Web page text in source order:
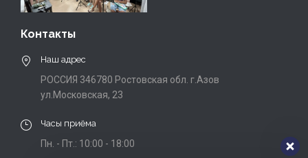
Контакты
Наш адрес
РОССИЯ 346780 Ростовская обл. г.Азов
ул.Московская, 23
Часы приёма
Пн. - Пт.: 10:00 - 18:00